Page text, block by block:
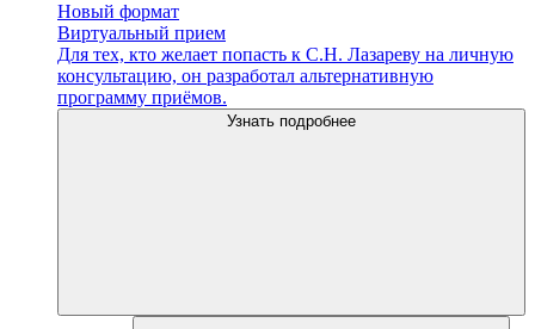
Новый формат
Виртуальный прием
Для тех, кто желает попасть к С.Н. Лазареву на личную
консультацию, он разработал альтернативную
программу приёмов.